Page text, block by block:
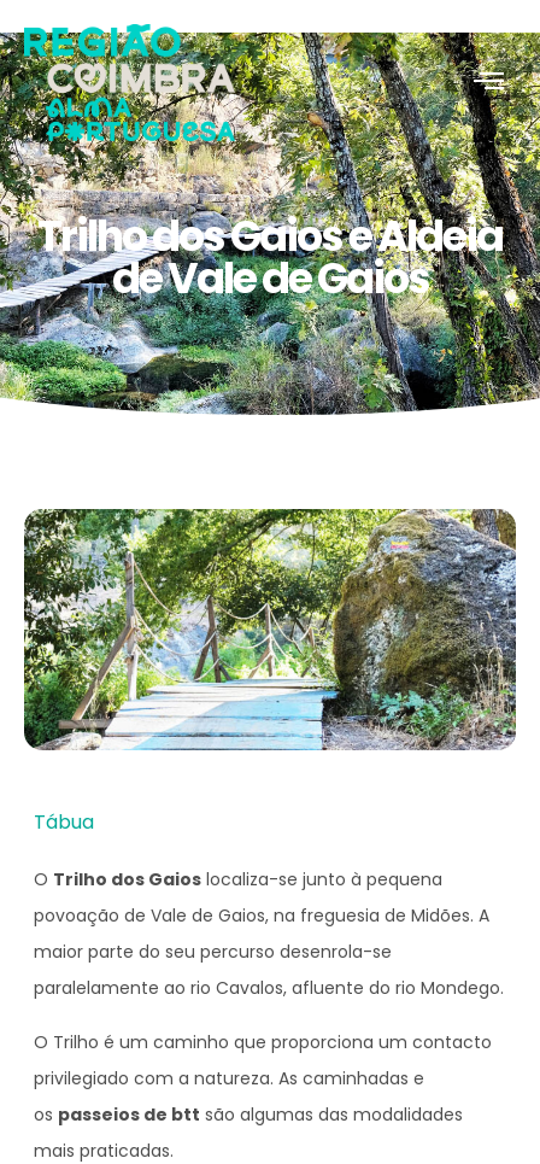
Trilho dos Gaios e Aldeia
de Vale de Gaios
Tábua
O Trilho dos Gaios localiza-se junto à pequena
povoação de Vale de Gaios, na freguesia de Midões. A
maior parte do seu percurso desenrola-se
paralelamente ao rio Cavalos, afluente do rio Mondego.
O Trilho é um caminho que proporciona um contacto
privilegiado com a natureza. As caminhadas e
os passeios de btt são algumas das modalidades
mais praticadas.